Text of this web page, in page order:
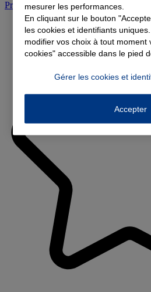
Prendre rendez-vous à l'agence
mesurer les performances.
En cliquant sur le bouton
les cookies et identifiants
modifier vos choix à tout moment
cookies" accessible dans le pied
Gérer les cookies et
Accepter